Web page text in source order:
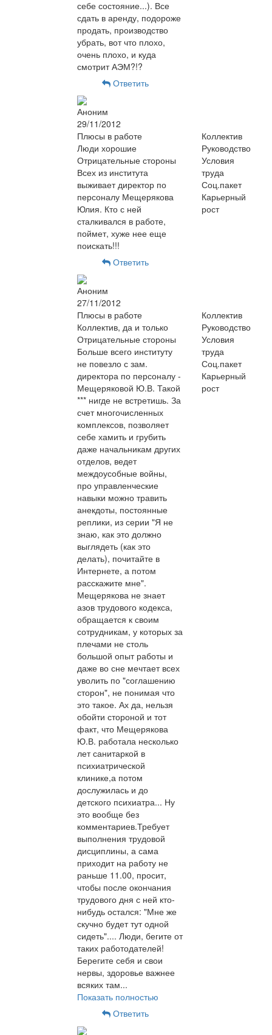
себе состояние...). Все
сдать в аренду, подороже
продать, производство
убрать, вот что плохо,
очень плохо, и куда
смотрит АЭМ?!?
Ответить
Аноним
29/11/2012
Плюсы в работе
Люди хорошие
Отрицательные стороны
Всех из института
выживает директор по
персоналу Мещерякова
Юлия. Кто с ней
сталкивался в работе,
поймет, хуже нее еще
поискать!!!
Коллектив
Руководство
Условия
труда
Соц.пакет
Карьерный
рост
Ответить
Аноним
27/11/2012
Плюсы в работе
Коллектив, да и только
Отрицательные стороны
Больше всего институту
не повезло с зам.
директора по персоналу -
Мещеряковой Ю.В. Такой
*** нигде не встретишь. За
счет многочисленных
комплексов, позволяет
себе хамить и грубить
даже начальникам других
отделов, ведет
междоусобные войны,
про управленческие
навыки можно травить
анекдоты, постоянные
реплики, из серии "Я не
знаю, как это должно
выглядеть (как это
делать), почитайте в
Интернете, а потом
расскажите мне".
Мещерякова не знает
азов трудового кодекса,
обращается к своим
сотрудникам, у которых за
плечами не столь
большой опыт работы и
даже во сне мечтает всех
уволить по "соглашению
сторон", не понимая что
это такое. Ах да, нельзя
обойти стороной и тот
факт, что Мещерякова
Ю.В. работала несколько
лет санитаркой в
психиатрической
клинике,а потом
дослужилась и до
детского психиатра... Ну
это вообще без
комментариев.Требует
выполнения трудовой
дисциплины, а сама
приходит на работу не
раньше 11.00, просит,
чтобы после окончания
трудового дня с ней кто-
нибудь остался: "Мне же
скучно будет тут одной
сидеть".... Люди, бегите от
таких работодателей!
Берегите себя и свои
нервы, здоровье важнее
всяких там...
Показать полностью
Коллектив
Руководство
Условия
труда
Соц.пакет
Карьерный
рост
Ответить